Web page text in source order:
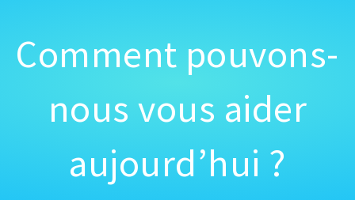
Comment pouvons-
nous vous aider
aujourd’hui ?